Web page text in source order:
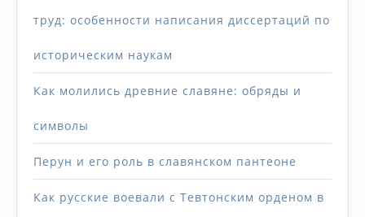
труд: особенности написания диссертаций по
историческим наукам
Как молились древние славяне: обряды и
символы
Перун и его роль в славянском пантеоне
Как русские воевали с Тевтонским орденом в